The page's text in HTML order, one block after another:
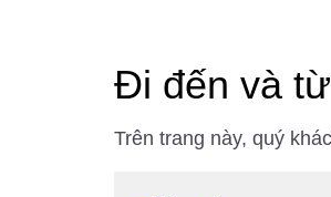
Đi đến và
Trên trang này, quý